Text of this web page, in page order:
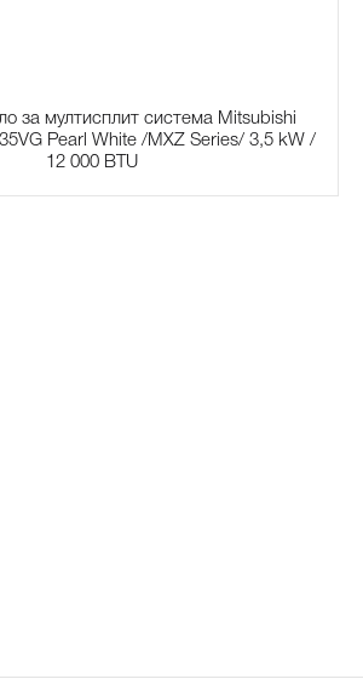
за мултисплит система Mitsubishi
Pearl White /MXZ Series/ 3,5 kW /
12 000 BTU